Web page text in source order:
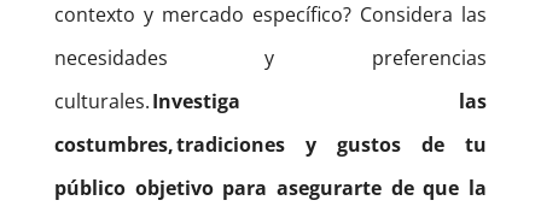
contexto y mercado específico? Considera las
necesidades y preferencias
culturales.Investiga las
costumbres, tradiciones y gustos de tu
público objetivo para asegurarte de que la